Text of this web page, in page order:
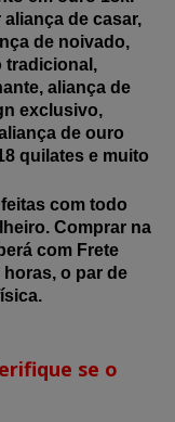
de casar,
de noivado,
tradicional,
aliança de
exclusivo,
de ouro
quilates e muito
com todo
Comprar na
com Frete
o par de
se o